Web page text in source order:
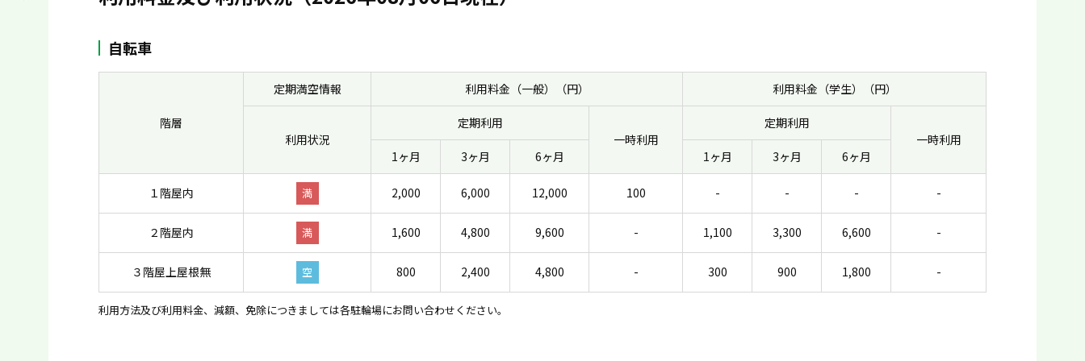
自転車
階層
定期満空情報 利用料金（一般）（円） 利用料金（学生）（円）
利用状況
定期利用
一時利用
定期利用
一時利用
1ヶ月
3ヶ月 6ヶ月 1ヶ月 3ヶ月 6ヶ月
１階屋内 満 2,000 6,000 12,000 100 - - - -
２階屋内 満 1,600 4,800 9,600 - 1,100 3,300 6,600 -
３階屋上屋根無 空 800 2,400 4,800 - 300 900 1,800 -
利用方法及び利用料金、減額、免除につきましては各駐輪場にお問い合わせください。